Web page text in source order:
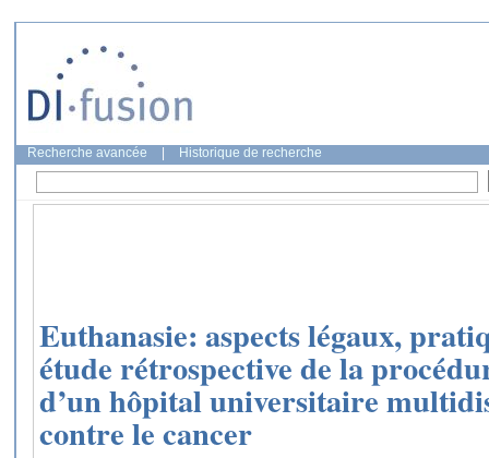
Recherche avancée Historique de recherche
Euthanasie: aspects légaux,
étude rétrospective de la
d’un hôpital universitaire
contre le cancer